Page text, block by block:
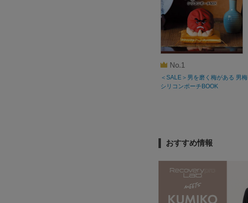
No.1
＜SALE＞男を磨く梅がある 男梅
シリコンポーチBOOK
おすすめ情報